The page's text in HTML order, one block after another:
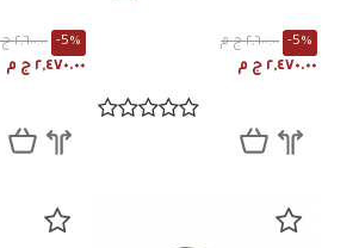
٢,٦٠٠.٠٠ ج م -5%
٢,٤٧٠.٠٠ ج م
٢,٦٠٠.٠٠ ج م -5%
٢,٤٧٠.٠٠ ج م